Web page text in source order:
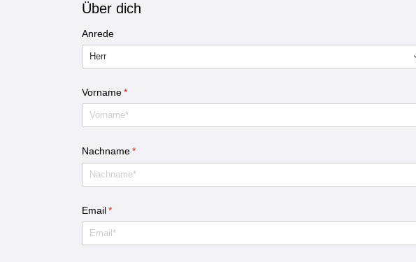
Über dich
Anrede
Vorname*
(erforderlich)
Nachname*
(erforderlich)
Email*
(erforderlich)